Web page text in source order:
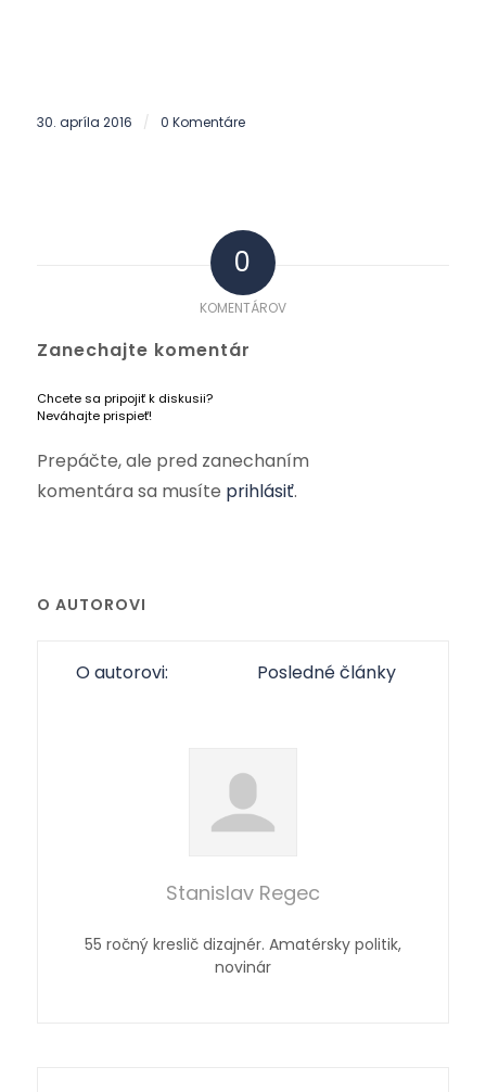
30. apríla 2016 / 0 Komentáre
0
KOMENTÁROV
Zanechajte komentár
Chcete sa pripojiť k diskusii?
Neváhajte prispieť!
Prepáčte, ale pred zanechaním
komentára sa musíte prihlásiť.
O AUTOROVI
O autorovi: Posledné články
Stanislav Regec
55 ročný kreslič dizajnér. Amatérsky politik,
novinár